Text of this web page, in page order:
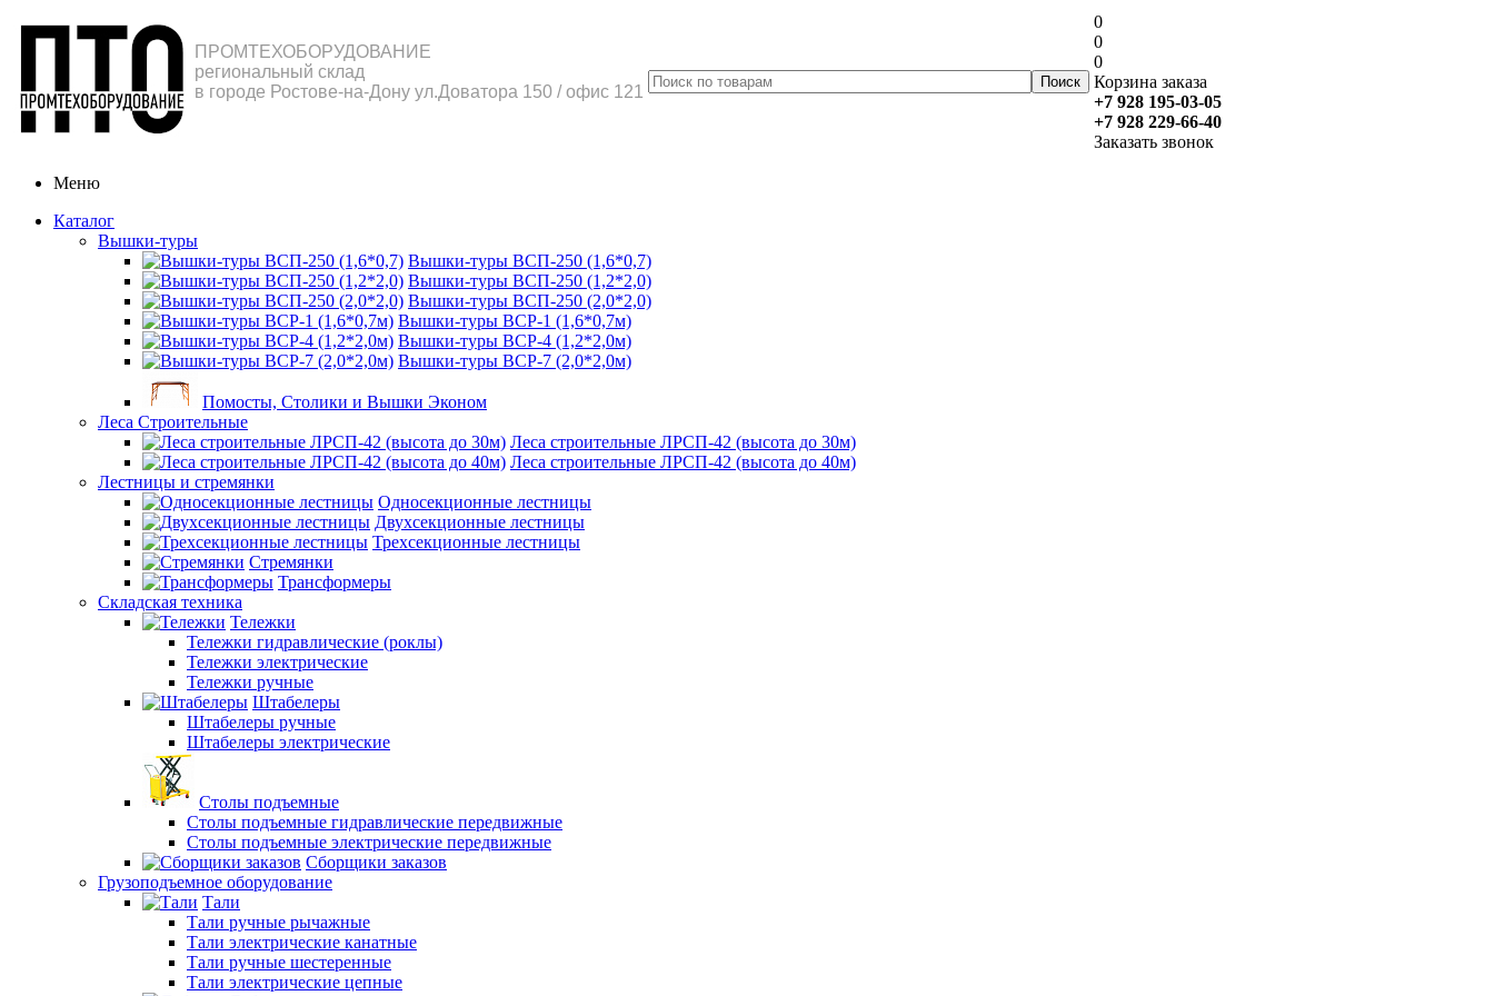
ПРОМТЕХОБОРУДОВАНИЕ
региональный склад
в городе Ростове-на-Дону ул.Доватора 150 / офис 121
0
0
0
Корзина заказа
+7 928 195-03-05
+7 928 229-66-40
Заказать звонок
Меню
Каталог
Вышки-туры
Вышки-туры ВСП-250 (1,6*0,7)
Вышки-туры ВСП-250 (1,2*2,0)
Вышки-туры ВСП-250 (2,0*2,0)
Вышки-туры ВСР-1 (1,6*0,7м)
Вышки-туры ВСР-4 (1,2*2,0м)
Вышки-туры ВСР-7 (2,0*2,0м)
Помосты, Столики и Вышки Эконом
Леса Строительные
Леса строительные ЛРСП-42 (высота до 30м)
Леса строительные ЛРСП-42 (высота до 40м)
Лестницы и стремянки
Односекционные лестницы
Двухсекционные лестницы
Трехсекционные лестницы
Стремянки
Трансформеры
Складская техника
Тележки
Тележки гидравлические (роклы)
Тележки электрические
Тележки ручные
Штабелеры
Штабелеры ручные
Штабелеры электрические
Столы подъемные
Столы подъемные гидравлические передвижные
Столы подъемные электрические передвижные
Сборщики заказов
Грузоподъемное оборудование
Тали
Тали ручные рычажные
Тали электрические канатные
Тали ручные шестеренные
Тали электрические цепные